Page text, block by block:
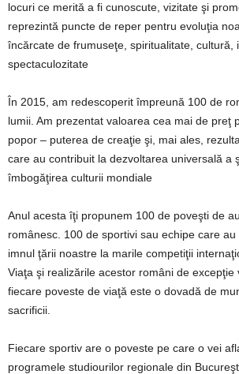
locuri ce merită a fi cunoscute, vizitate şi
reprezintă puncte de reper pentru evoluţia
încărcate de frumuseţe, spiritualitate, cultură,
spectaculozitate
În 2015, am redescoperit împreună 100 de
lumii. Am prezentat valoarea cea mai de preţ
popor – puterea de creaţie şi, mai ales,
care au contribuit la dezvoltarea universală a
îmbogăţirea culturii mondiale
Anul acesta îţi propunem 100 de poveşti de
românesc. 100 de sportivi sau echipe care
imnul ţării noastre la marile competiţii
Viaţa şi realizările acestor români de excepţie
fiecare poveste de viaţă este o dovadă de
sacrificii.
Fiecare sportiv are o poveste pe care o vei
programele studiourilor regionale din